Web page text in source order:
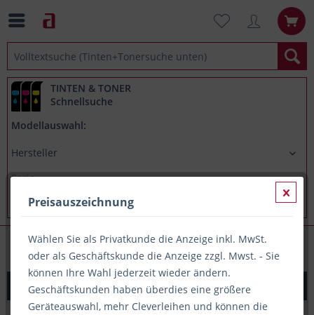
TINTEN & TONER
Schnellsuche
Modellauswahl:
Permanentmarker
Permanentmarker Edding 3300 1-5mm Keilspitze grün
Preisauszeichnung
Wählen Sie als Privatkunde die Anzeige inkl. MwSt.
oder als Geschäftskunde die Anzeige zzgl. Mwst. - Sie
können Ihre Wahl jederzeit wieder ändern.
Geschäftskunden haben überdies eine größere
Geräteauswahl, mehr Cleverleihen und können die